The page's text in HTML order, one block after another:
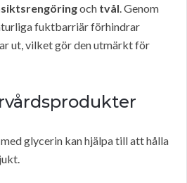
och tvål . Genom
fuktbarriär förhindrar
ut, vilket gör den utmärkt för
med glycerin kan hjälpa till att hålla